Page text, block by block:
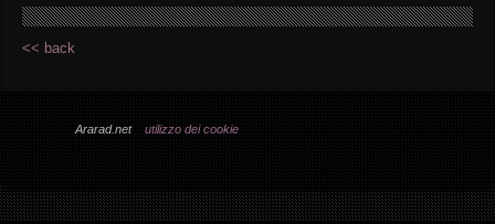
<< back
Ararad.net utilizzo dei cookie